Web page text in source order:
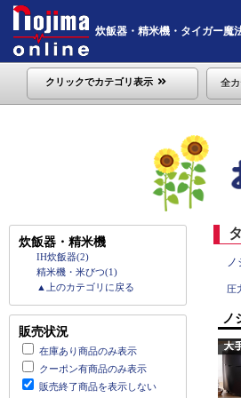
炊飯器・精米機・タイガー魔
クリックでカテゴリ表示 全
炊飯器・精米機
IH炊飯器(2)
精米機・米びつ(1)
▲上のカテゴリに戻る
販売状況
在庫あり商品のみ表示
クーポン有商品のみ表示
販売終了商品を表示しない
ノ
圧
ノ